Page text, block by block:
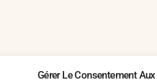
Gérer Le Consentement